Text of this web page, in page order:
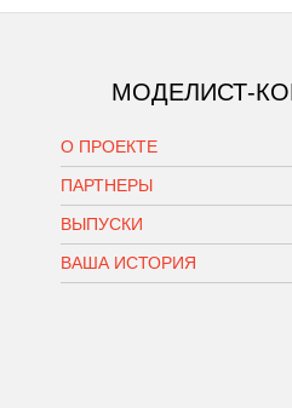
МОДЕЛИСТ-
О ПРОЕКТЕ
ПАРТНЕРЫ
ВЫПУСКИ
ВАША ИСТОРИЯ